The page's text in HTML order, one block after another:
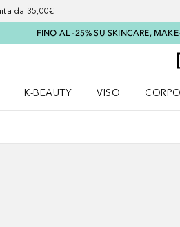
da 35,00€
FINO AL -25% SU SKINCARE,
K-BEAUTY
VISO
CORPO